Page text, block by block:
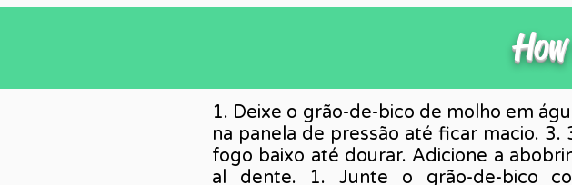
1. Deixe o grão-de-bico de molho em
na panela de pressão até ficar macio.
fogo baixo até dourar. Adicione a
al dente. 1. Junte o grão-de-bico